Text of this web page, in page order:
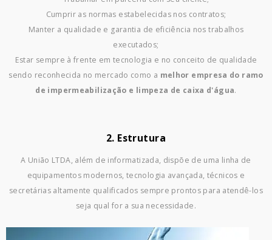
Cumprir as normas estabelecidas nos contratos;
Manter a qualidade e garantia de eficiência nos trabalhos
executados;
Estar sempre à frente em tecnologia e no conceito de qualidade
sendo reconhecida no mercado como a melhor empresa do ramo
de impermeabilização e limpeza de caixa d'água.
2. Estrutura
A União LTDA, além de informatizada, dispõe de uma linha de
equipamentos modernos, tecnologia avançada, técnicos e
secretárias altamente qualificados sempre prontos para atendê-los
seja qual for a sua necessidade.